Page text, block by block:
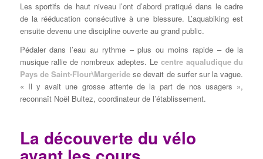
Les sportifs de haut niveau l’ont d’abord pratiqué dans le cadre
de la rééducation consécutive à une blessure. L’aquabiking est
ensuite devenu une discipline ouverte au grand public.
Pédaler dans l’eau au rythme – plus ou moins rapide – de la
musique rallie de nombreux adeptes. Le centre aqualudique du
Pays de Saint-Flour\Margeride se devait de surfer sur la vague.
« Il y avait une grosse attente de la part de nos usagers »,
reconnaît Noël Bultez, coordinateur de l’établissement.
La découverte du vélo